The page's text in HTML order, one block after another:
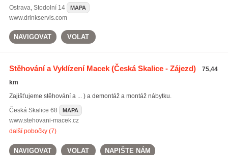
Ostrava, Stodolní 14 MAPA
www.drinkservis.com
NAVIGOVAT VOLAT
Stěhování a Vyklízení Macek(Česká Skalice - Zájezd)
75,44
km
Zajišťujeme stěhování a ... ) a demontáž a montáž nábytku.
Česká Skalice 68 MAPA
www.stehovani-macek.cz
další pobočky (7)
NAVIGOVAT VOLAT NAPIŠTE NÁM